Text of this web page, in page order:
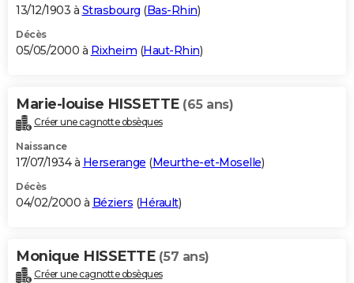
13/12/1903 à Strasbourg (Bas-Rhin)
Décès
05/05/2000 à Rixheim (Haut-Rhin)
Marie-louise HISSETTE (65 ans)
Créer une cagnotte obsèques
Naissance
17/07/1934 à Herserange (Meurthe-et-Moselle)
Décès
04/02/2000 à Béziers (Hérault)
Monique HISSETTE (57 ans)
Créer une cagnotte obsèques